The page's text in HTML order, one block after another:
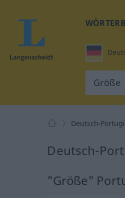
Deutsch-
Deutsch-
"Größe"